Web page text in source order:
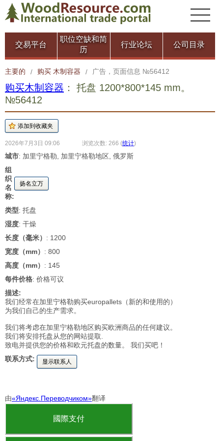
交易平台
职位空缺和简
历
行业论坛 公司目录
主要的 / 购买 木制容器 / 广告，页面信息 №56412
购买木制容器 ： 托盘 1200*800*145 mm。
№56412
2026年7月3日 09:06 浏览次数: 266 (统计)
城市: 加里宁格勒, 加里宁格勒地区, 俄罗斯
组
织
名
称:
扬名立万
类型: 托盘
湿度: 干燥
长度（毫米） : 1200
宽度（mm） : 800
高度（mm） : 145
每件价格: 价格可议
描述:
我们经常在加里宁格勒购买europallets（新的和使用的）
为我们自己的生产需求。
我们将考虑在加里宁格勒地区购买欧洲商品的任何建议。
我们将安排托盘从您的网站提取.
致电并提供您的价格和欧元托盘的数量。 我们买吧！
联系方式:
显示联系人
由«Яндекс.Переводчиком»翻译
國際支付